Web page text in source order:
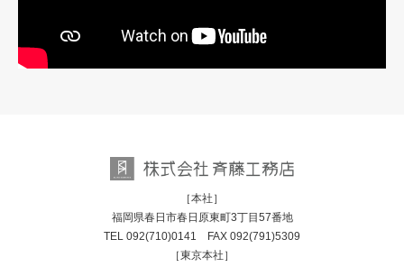
［本社］
福岡県春日市春日原東町3丁目57番地
TEL 092(710)0141 FAX 092(791)5309
［東京本社］